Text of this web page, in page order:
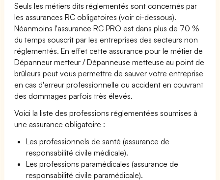
Seuls les métiers dits réglementés sont concernés par
les assurances RC obligatoires (voir ci-dessous).
Néanmoins l'assurance RC PRO est dans plus de 70 %
du temps souscrit par les entreprises des secteurs non
réglementés. En effet cette assurance pour le métier de
Dépanneur metteur / Dépanneuse metteuse au point de
brûleurs peut vous permettre de sauver votre entreprise
en cas d'erreur professionnelle ou accident en couvrant
des dommages parfois très élevés.
Voici la liste des professions réglementées soumises à
une assurance obligatoire :
Les professionnels de santé (assurance de
responsabilité civile médicale).
Les professions paramédicales (assurance de
responsabilité civile paramédicale).